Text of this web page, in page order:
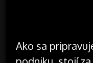
Ako sa